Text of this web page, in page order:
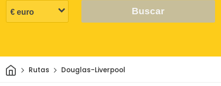
Buscar
InicioRutas Douglas-Liverpool